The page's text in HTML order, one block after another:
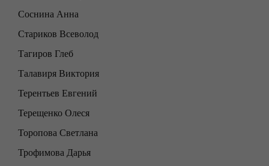
Соснина Анна
Стариков Всеволод
Тагиров Глеб
Талавиря Виктория
Терентьев Евгений
Терещенко Олеся
Торопова Светлана
Трофимова Дарья